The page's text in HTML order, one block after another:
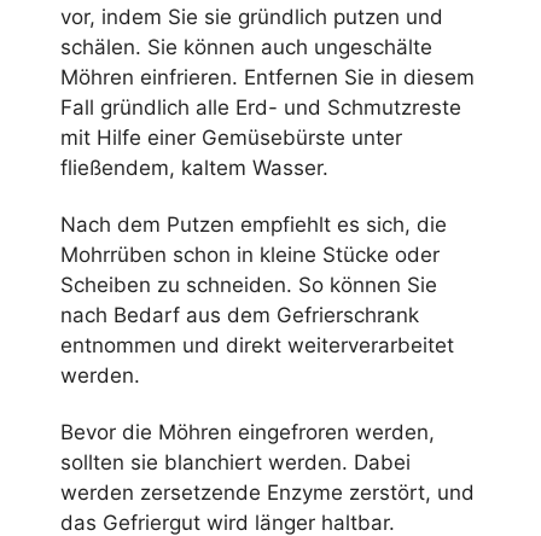
vor, indem Sie sie gründlich putzen und
schälen. Sie können auch ungeschälte
Möhren einfrieren. Entfernen Sie in diesem
Fall gründlich alle Erd- und Schmutzreste
mit Hilfe einer Gemüsebürste unter
fließendem, kaltem Wasser.
Nach dem Putzen empfiehlt es sich, die
Mohrrüben schon in kleine Stücke oder
Scheiben zu schneiden. So können Sie
nach Bedarf aus dem Gefrierschrank
entnommen und direkt weiterverarbeitet
werden.
Bevor die Möhren eingefroren werden,
sollten sie blanchiert werden. Dabei
werden zersetzende Enzyme zerstört, und
das Gefriergut wird länger haltbar.